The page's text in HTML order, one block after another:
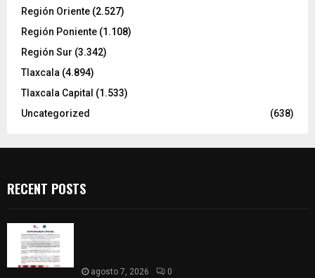
Región Oriente (2.527)
Región Poniente (1.108)
Región Sur (3.342)
Tlaxcala (4.894)
Tlaxcala Capital (1.533)
Uncategorized
(638)
RECENT POSTS
agosto 7, 2026 0